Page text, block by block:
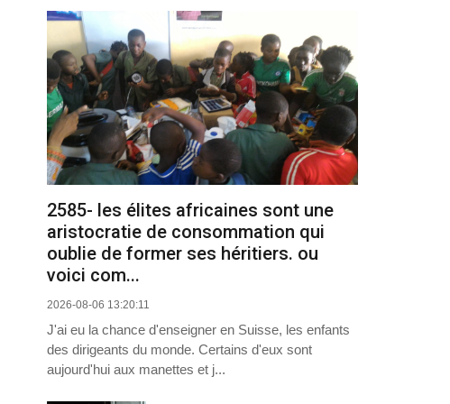
2585- les élites africaines sont une
aristocratie de consommation qui
oublie de former ses héritiers. ou
voici com...
2026-08-06 13:20:11
J'ai eu la chance d'enseigner en Suisse, les enfants
des dirigeants du monde. Certains d'eux sont
aujourd'hui aux manettes et j...